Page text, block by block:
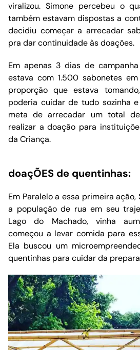
viralizou. Simone percebeu o
também estavam dispostas a
decidiu começar a arrecadar
pra dar continuidade às doações.
Em apenas 3 dias de
estava com 1.500 sabonetes
proporção que estava
poderia cuidar de tudo sozinha
meta de arrecadar um total
realizar a doação para
da Criança.
doaçÕES de quentinhas:
Em Paralelo a essa primeira
a população de rua em seu
Lago do Machado, vinha
começou a levar comida para
Ela buscou um
quentinhas para cuidar da